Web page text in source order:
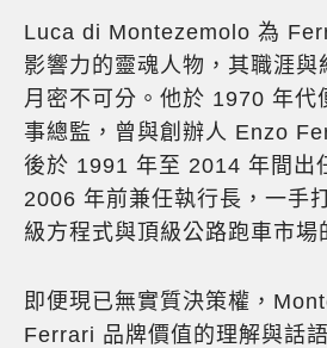
Luca di Montezemolo 為
影響力的靈魂人物，其職涯與
月密不可分。他於 1970 年代
事總監，曾與創辦人 Enzo
後於 1991 年至 2014 年間出
2006 年前兼任執行長，一手
級方程式與頂級公路跑車市場
即便現已無實質決策權，
Ferrari 品牌價值的理解與話